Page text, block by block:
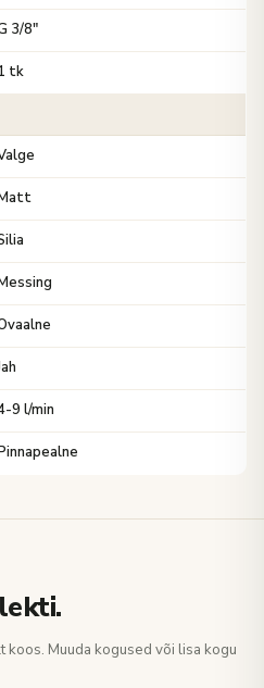
3/8"
1 tk
9 l/min
Muuda kogused või lisa kogu